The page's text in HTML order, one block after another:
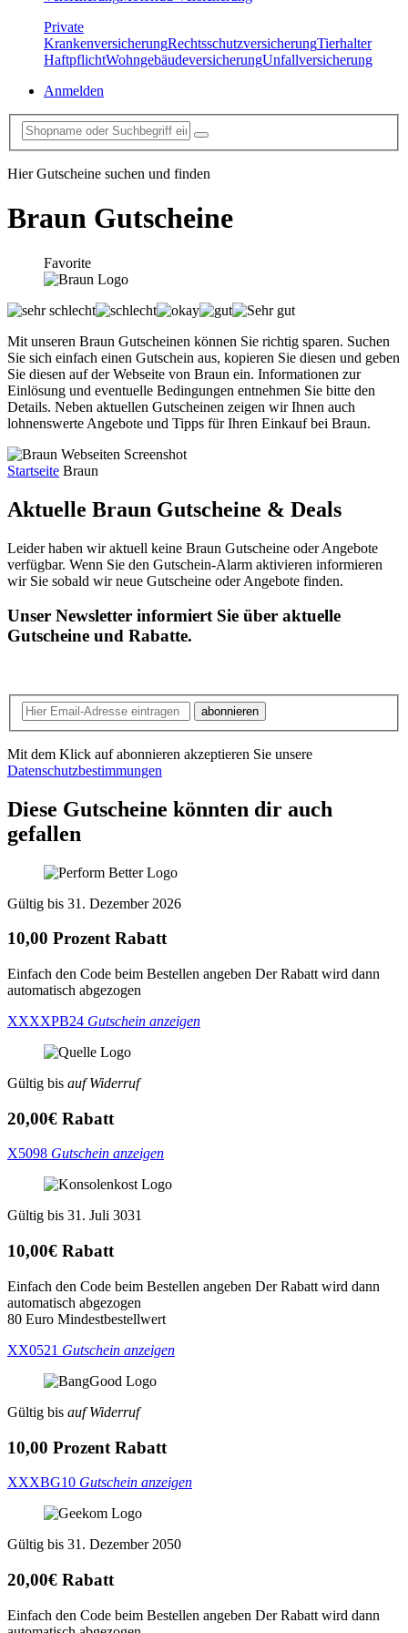
Private
KrankenversicherungRechtsschutzversicherungTierhalter
HaftpflichtWohngebäudeversicherungUnfallversicherung
Anmelden
Hier Gutscheine suchen und finden
Braun Gutscheine
Favorite
Mit unseren Braun Gutscheinen können Sie richtig sparen. Suchen
Sie sich einfach einen Gutschein aus, kopieren Sie diesen und geben
Sie diesen auf der Webseite von Braun ein. Informationen zur
Einlösung und eventuelle Bedingungen entnehmen Sie bitte den
Details. Neben aktuellen Gutscheinen zeigen wir Ihnen auch
lohnenswerte Angebote und Tipps für Ihren Einkauf bei Braun.
Startseite Braun
Aktuelle Braun Gutscheine & Deals
Leider haben wir aktuell keine Braun Gutscheine oder Angebote
verfügbar. Wenn Sie den Gutschein-Alarm aktivieren informieren
wir Sie sobald wir neue Gutscheine oder Angebote finden.
Unser Newsletter informiert Sie über aktuelle
Gutscheine und Rabatte.
abonnieren
Mit dem Klick auf abonnieren akzeptieren Sie unsere
Datenschutzbestimmungen
Diese Gutscheine könnten dir auch
gefallen
Gültig bis 31. Dezember 2026
10,00 Prozent Rabatt
Einfach den Code beim Bestellen angeben Der Rabatt wird dann
automatisch abgezogen
XXXXPB24 Gutschein anzeigen
Gültig bis auf Widerruf
20,00€ Rabatt
X5098 Gutschein anzeigen
Gültig bis 31. Juli 3031
10,00€ Rabatt
Einfach den Code beim Bestellen angeben Der Rabatt wird dann
automatisch abgezogen
80 Euro Mindestbestellwert
XX0521 Gutschein anzeigen
Gültig bis auf Widerruf
10,00 Prozent Rabatt
XXXBG10 Gutschein anzeigen
Gültig bis 31. Dezember 2050
20,00€ Rabatt
Einfach den Code beim Bestellen angeben Der Rabatt wird dann